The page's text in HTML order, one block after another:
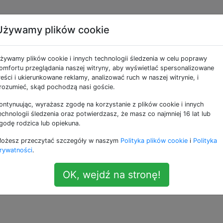
opcji „wyłącz
Safari Develop
moje rozszerzenia w Safari zostały wyłączone. Karta
„Rozszerzenia można włączyć w menu
„wyłącz rozszerzenia” w menu programisty, nic się nie
plików cookie
plików cookie i innych technologii śledzenia w celu poprawy
przeglądania naszej witryny, aby wyświetlać spersonalizowane
i ukierunkowane reklamy, analizować ruch w naszej witrynie, i
skąd pochodzą nasi goście.
wyrażasz zgodę na korzystanie z plików cookie i innych
śledzenia oraz potwierdzasz, że masz co najmniej 16 lat lub
rodzica lub opiekuna.
przeczytać szczegóły w naszym Polityka plików cookie i Polityka
.
OK, wejdź na stronę!